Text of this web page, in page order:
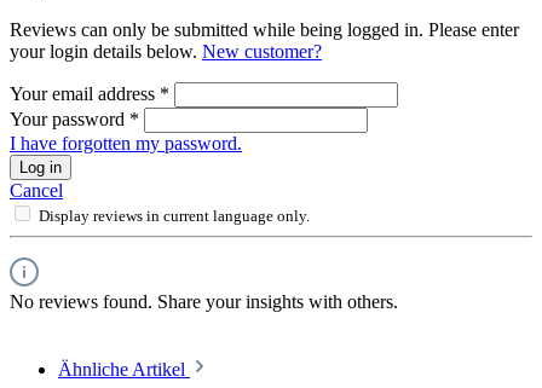
Reviews can only be submitted while being logged in. Please enter
your login details below. New customer?
Your email address *
Your password *
I have forgotten my password.
Log in
Cancel
Display reviews in current language only.
No reviews found. Share your insights with others.
Ähnliche Artikel